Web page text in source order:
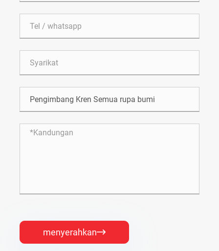
menyerahkan